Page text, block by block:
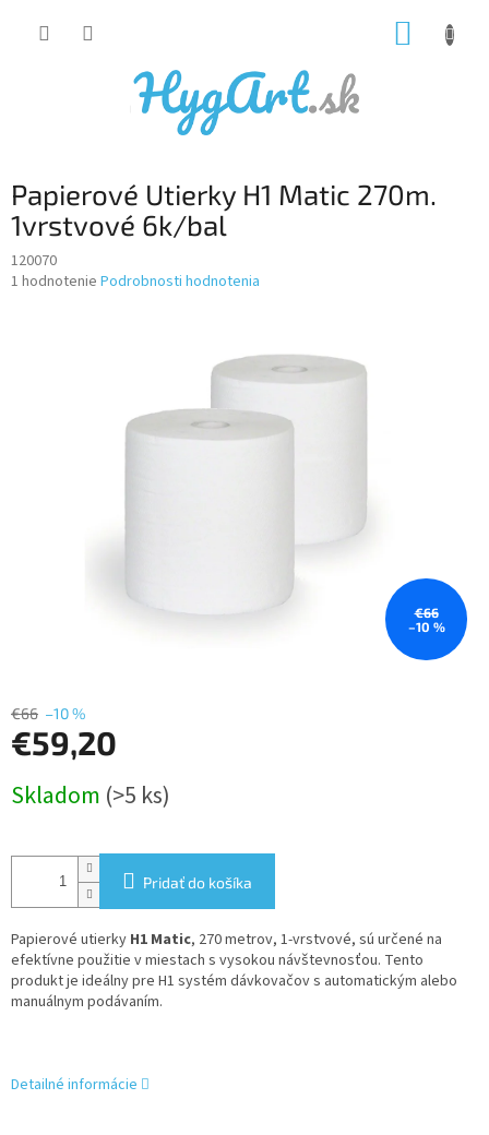
Papierové Utierky H1 Matic 270m.
1vrstvové 6k/bal
120070
Priemerné
1 hodnotenie Podrobnosti hodnotenia
€66
–10 %
€66 –10 %
€59,20
cena:
Skladom (>5 ks)
Pridať do košíka
Papierové utierky H1 Matic, 270 metrov, 1-vrstvové, sú určené na
efektívne použitie v miestach s vysokou návštevnosťou. Tento
produkt je ideálny pre H1 systém dávkovačov s automatickým alebo
manuálnym podávaním.
Detailné informácie